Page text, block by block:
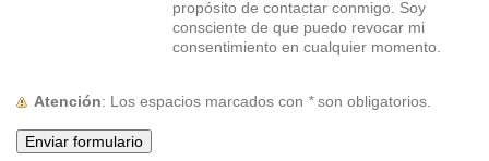
propósito de contactar conmigo. Soy
consciente de que puedo revocar mi
consentimiento en cualquier momento.
Atención : Los espacios marcados con *son obligatorios.